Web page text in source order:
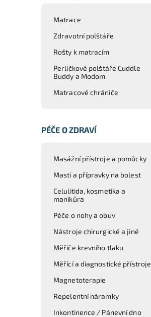
Matrace
Zdravotní polštáře
Rošty k matracím
Perličkové polštáře Cuddle
Buddy a Modom
Matracové chrániče
PÉČE O ZDRAVÍ
Masážní přístroje a pomůcky
Masti a přípravky na bolest
Celulitida, kosmetika a
manikůra
Péče o nohy a obuv
Nástroje chirurgické a jiné
Měřiče krevního tlaku
Měřící a diagnostické přístroje
Magnetoterapie
Repelentní náramky
Inkontinence / Pánevní dno